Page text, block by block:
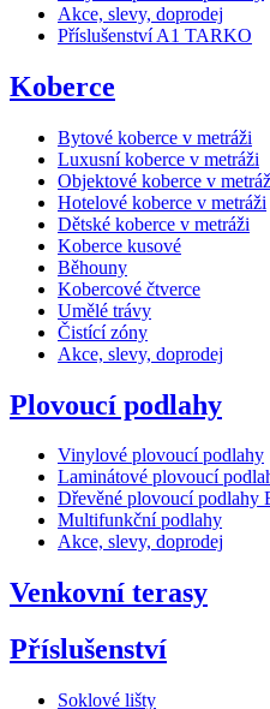
Akce, slevy, doprodej
Příslušenství A1 TARKO
Koberce
Bytové koberce v metráži
Luxusní koberce v metráži
Objektové koberce v
Hotelové koberce v metráži
Dětské koberce v metráži
Koberce kusové
Běhouny
Kobercové čtverce
Umělé trávy
Čistící zóny
Akce, slevy, doprodej
Plovoucí podlahy
Vinylové plovoucí podlahy
Laminátové plovoucí
Dřevěné plovoucí podlahy
Multifunkční podlahy
Akce, slevy, doprodej
Venkovní terasy
Příslušenství
Soklové lišty